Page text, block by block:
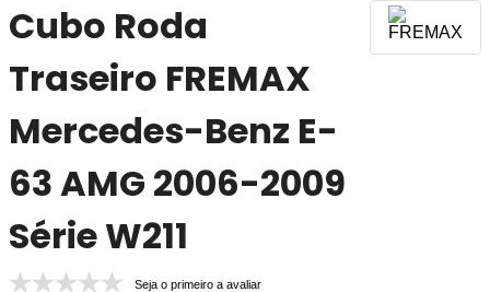
Cubo Roda
Traseiro FREMAX
Mercedes-Benz E-
63 AMG 2006-2009
Série W211
Seja o primeiro a avaliar